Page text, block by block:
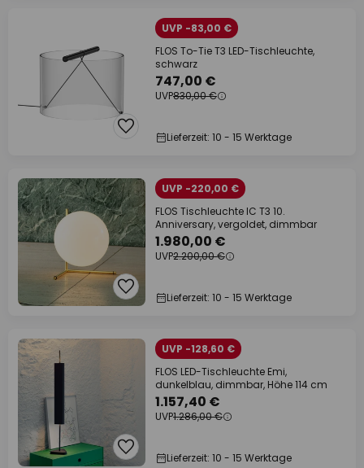
UVP -83,00 €
FLOS To-Tie T3 LED-Tischleuchte,
schwarz
747,00 €
UVP830,00 €
Lieferzeit: 10 - 15 Werktage
UVP -220,00 €
FLOS Tischleuchte IC T3 10.
Anniversary, vergoldet, dimmbar
1.980,00 €
UVP2.200,00 €
Lieferzeit: 10 - 15 Werktage
UVP -128,60 €
FLOS LED-Tischleuchte Emi,
dunkelblau, dimmbar, Höhe 114 cm
1.157,40 €
UVP1.286,00 €
Lieferzeit: 10 - 15 Werktage